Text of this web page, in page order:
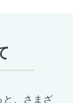
と、さまざ